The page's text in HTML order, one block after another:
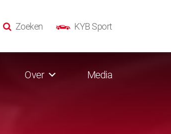
KYB Sport
Zoeken
Over Media